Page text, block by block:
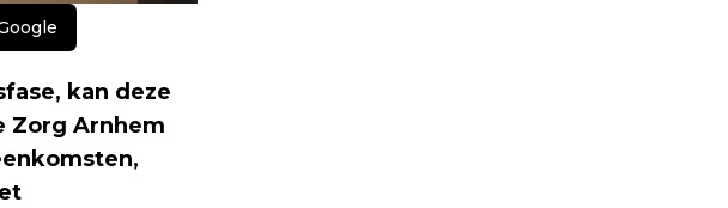
kan deze
Zorg Arnhem